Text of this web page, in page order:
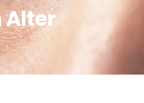
Alter